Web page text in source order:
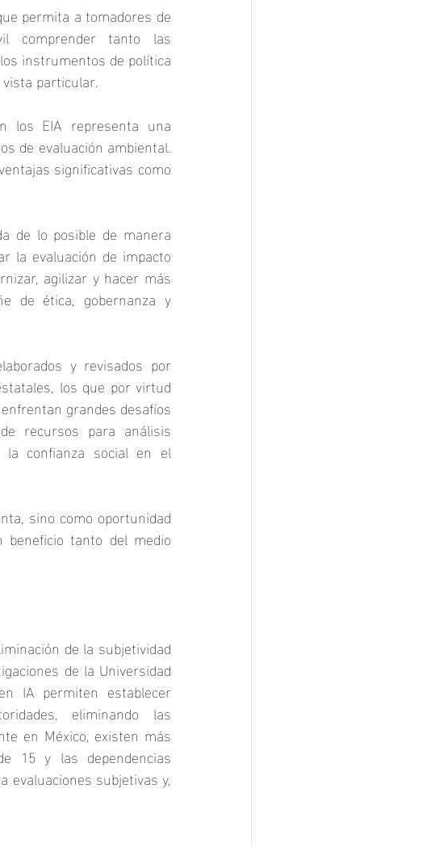
permita a tomadores de
comprender tanto las
instrumentos de política
particular.
los EIA representa una
de evaluación ambiental.
significativas como
de lo posible de manera
la evaluación de impacto
agilizar y hacer más
de ética, gobernanza y
y revisados por
los que por virtud
grandes desafíos
recursos para análisis
confianza social en el
sino como oportunidad
tanto del medio
de la subjetividad
de la Universidad
IA permiten establecer
eliminando las
en México, existen más
15 y las dependencias
evaluaciones subjetivas y,